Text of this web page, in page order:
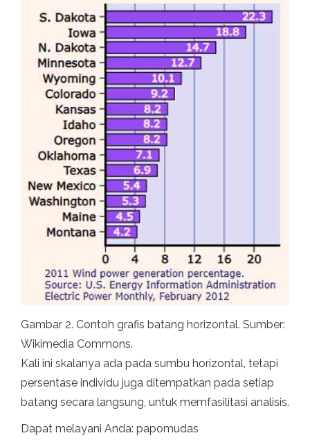
Gambar 2. Contoh grafis batang horizontal. Sumber:
Wikimedia Commons.
Kali ini skalanya ada pada sumbu horizontal, tetapi
persentase individu juga ditempatkan pada setiap
batang secara langsung, untuk memfasilitasi analisis.
Dapat melayani Anda: papomudas